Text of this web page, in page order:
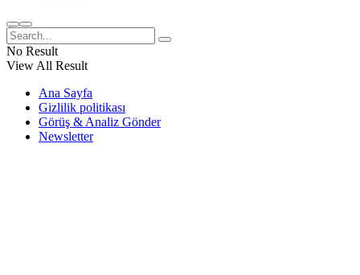
No Result
View All Result
Ana Sayfa
Gizlilik politikası
Görüş & Analiz Gönder
Newsletter